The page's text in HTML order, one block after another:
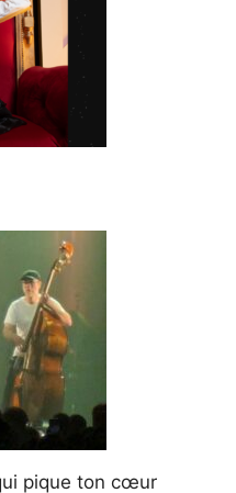
pique ton cœur